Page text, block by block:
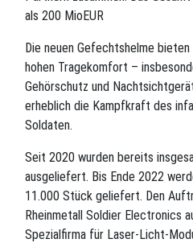
als 200 MioEUR
Die neuen Gefechtshelme
hohen Tragekomfort –
Gehörschutz und
erheblich die Kampfkraft des
Soldaten.
Seit 2020 wurden bereits
ausgeliefert. Bis Ende 2022
11.000 Stück geliefert. Den
Rheinmetall Soldier Electronics
Spezialfirma für Laser-Licht-